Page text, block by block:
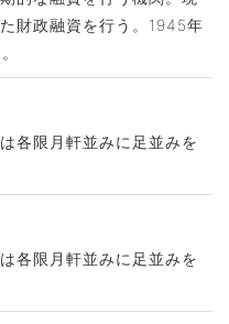
財政融資を行う。1945年
各限月軒並みに足並みを
各限月軒並みに足並みを